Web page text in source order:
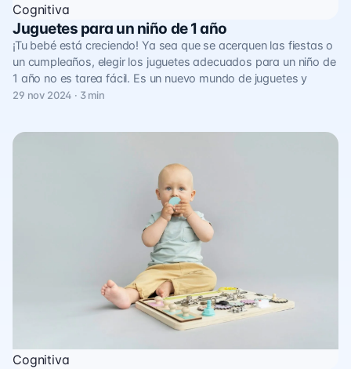
Cognitiva
Juguetes para un niño de 1 año
¡Tu bebé está creciendo! Ya sea que se acerquen las fiestas o
un cumpleaños, elegir los juguetes adecuados para un niño de
1 año no es tarea fácil. Es un nuevo mundo de juguetes y
29 nov 2024 · 3 min
Cognitiva